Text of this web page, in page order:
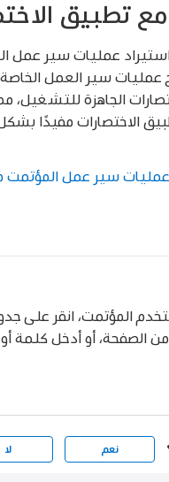
تطبيق
عمليات سير عمل
عمليات سير العمل الخاصة
الجاهزة للتشغيل،
الاختصارات مفيدًا
سير عمل المؤتمت
المؤتمت، انقر على
الصفحة، أو أدخل كلمة
نعم لا